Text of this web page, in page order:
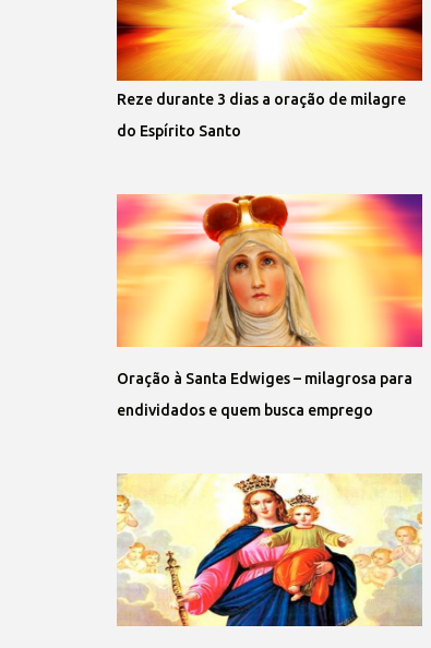
Reze durante 3 dias a oração de milagre
do Espírito Santo
Oração à Santa Edwiges – milagrosa para
endividados e quem busca emprego